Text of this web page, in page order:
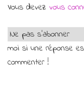
Vous devez vous
moi si une réponse
commenter !